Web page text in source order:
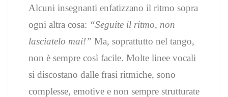
Alcuni insegnanti enfatizzano il ritmo sopra
ogni altra cosa: “Seguite il ritmo, non
lasciatelo mai!” Ma, soprattutto nel tango,
non è sempre così facile. Molte linee vocali
si discostano dalle frasi ritmiche, sono
complesse, emotive e non sempre strutturate